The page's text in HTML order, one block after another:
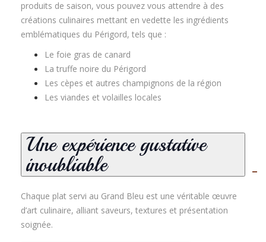
produits de saison, vous pouvez vous attendre à des
créations culinaires mettant en vedette les ingrédients
emblématiques du Périgord, tels que :
Le foie gras de canard
La truffe noire du Périgord
Les cèpes et autres champignons de la région
Les viandes et volailles locales
Une expérience gustative
inoubliable
Chaque plat servi au Grand Bleu est une véritable œuvre
d’art culinaire, alliant saveurs, textures et présentation
soignée.